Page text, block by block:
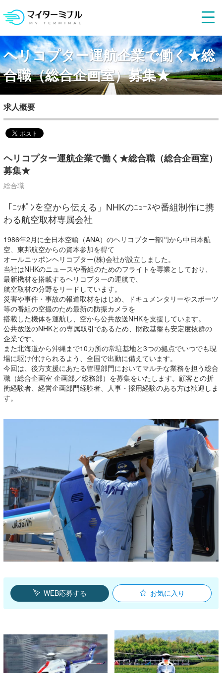
ヘリコプター運航企業で働く★総
合職（総合企画室）募集★
求人概要
ヘリコプター運航企業で働く★総合職（総合企画室）
募集★
総合職
「ﾆｯﾎﾟﾝを空から伝える」NHKのﾆｭｰｽや番組制作に携
わる航空取材専属会社
1986年2月に全日本空輸（ANA）のヘリコプター部門から中日本航
空、東邦航空からの資本参加を得て
オールニッポンヘリコプター(株)会社が設立しました。
当社はNHKのニュースや番組のためのフライトを専業としており、
最新機材を搭載するヘリコプターの運航で、
航空取材の分野をリードしています。
災害や事件・事故の報道取材をはじめ、ドキュメンタリーやスポーツ
等の番組の空撮のため最新の防振カメラを
搭載した機体を運航し、空から公共放送NHKを支援しています。
公共放送のNHKとの専属取引であるため、財政基盤も安定度抜群の
企業です。
また北海道から沖縄まで10カ所の常駐基地と3つの拠点でいつでも現
場に駆け付けられるよう、全国で出動に備えています。
今回は、後方支援にあたる管理部門においてマルチな業務を担う総合
職（総合企画室 企画部／総務部）を募集をいたします。顧客との折
衝経験者、経営企画部門経験者、人事・採用経験のある方は歓迎しま
す。
WEB応募する お気に入り